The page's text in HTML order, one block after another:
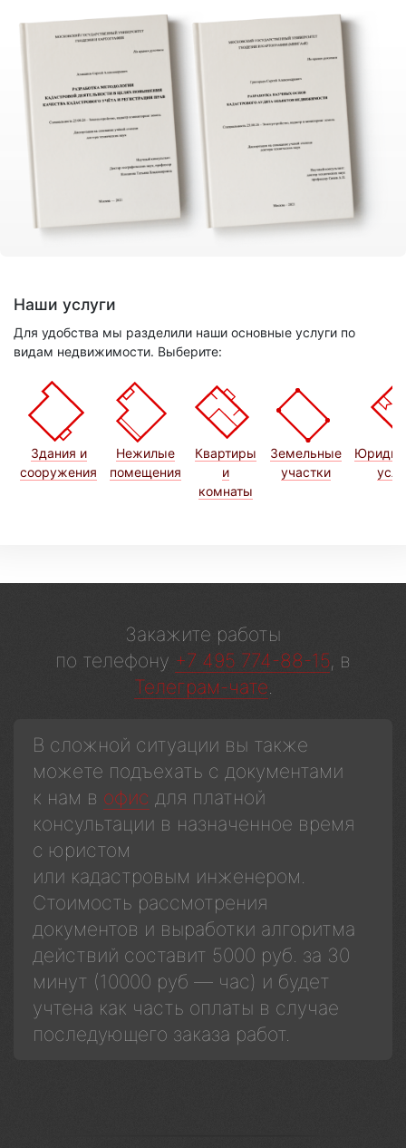
Наши услуги
Для удобства мы разделили наши основные услуги по
видам недвижимости. Выберите:
Здания и
сооружения
Нежилые
помещения
Квартиры
и
комнаты
Земельные
участки
Закажите работы
по телефону +7 495 774-88-15, в
Телеграм-чате.
В сложной ситуации вы также
можете подъехать с документами
к нам в офис для платной
консультации в назначенное время
с юристом
или кадастровым инженером.
Стоимость рассмотрения
документов и выработки алгоритма
действий составит 5000 руб. за 30
минут (10000 руб — час) и будет
учтена как часть оплаты в случае
последующего заказа работ.